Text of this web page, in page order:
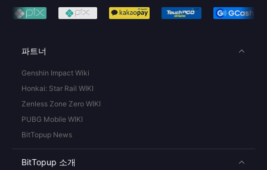
파트너
Genshin Impact Wiki
Honkai: Star Rail WIKI
Zenless Zone Zero WIKI
PUBG Mobile WIKI
BitTopup News
BitTopup 소개